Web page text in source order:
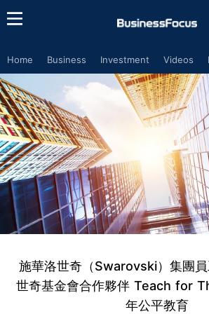
Home Business Investment Videos
施華洛世奇（Swarovski）集團
世奇基金會合作夥伴 Teach for
年公平教育